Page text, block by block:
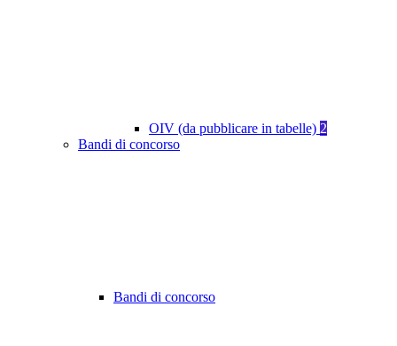
OIV (da pubblicare in tabelle) 2
Bandi di concorso
Bandi di concorso